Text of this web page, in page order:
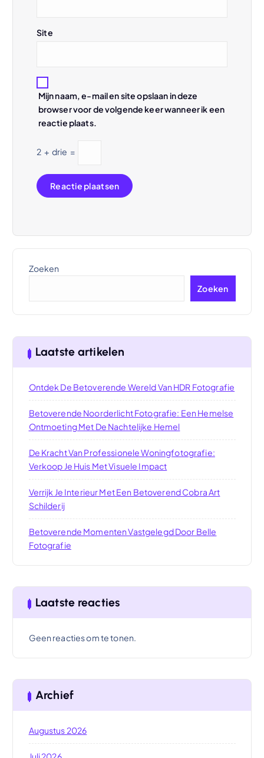
Site
Mijn naam, e-mail en site opslaan in deze
browser voor de volgende keer wanneer ik een
reactie plaats.
2 + drie =
Zoeken
Zoeken
Laatste artikelen
Ontdek De Betoverende Wereld Van HDR Fotografie
Betoverende Noorderlicht Fotografie: Een Hemelse
Ontmoeting Met De Nachtelijke Hemel
De Kracht Van Professionele Woningfotografie:
Verkoop Je Huis Met Visuele Impact
Verrijk Je Interieur Met Een Betoverend Cobra Art
Schilderij
Betoverende Momenten Vastgelegd Door Belle
Fotografie
Laatste reacties
Geen reacties om te tonen.
Archief
Augustus 2026